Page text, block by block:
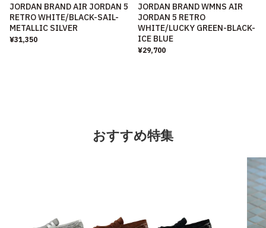
JORDAN BRAND AIR JORDAN 5
RETRO WHITE/BLACK-SAIL-
METALLIC SILVER
¥31,350
JORDAN BRAND WMNS AIR
JORDAN 5 RETRO
WHITE/LUCKY GREEN-BLACK-
ICE BLUE
¥29,700
おすすめ特集